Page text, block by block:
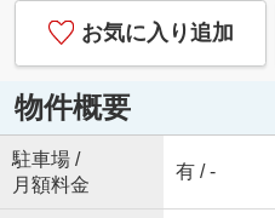
お気に入り追加
物件概要
駐車場 /
月額料金
有 / -